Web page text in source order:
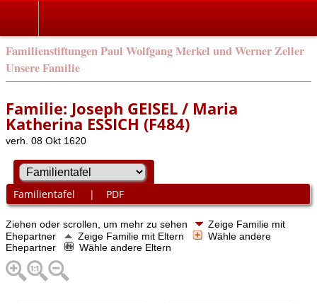
Familienstiftungen Paul Wolfgang Merkel und Werner Zeller
Unsere Familie
Familie: Joseph GEISEL / Maria
Katherina ESSICH (F484)
verh. 08 Okt 1620
Familientafel | PDF
Ziehen oder scrollen, um mehr zu sehen
Zeige Familie mit
Ehepartner
Zeige Familie mit Eltern
Wähle andere
Ehepartner
Wähle andere Eltern